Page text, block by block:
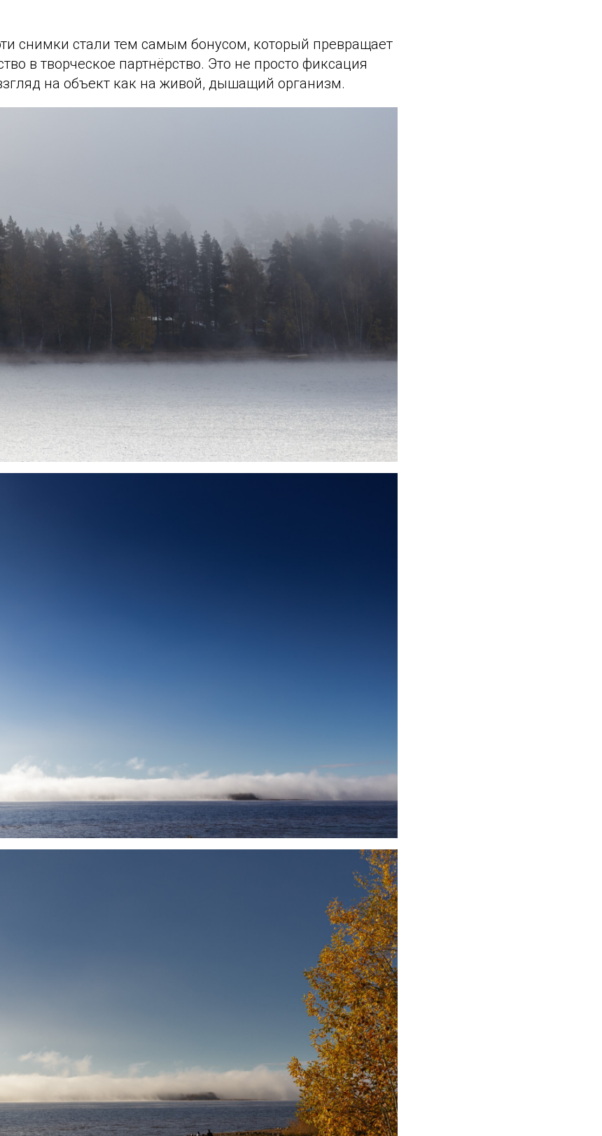
снимки стали тем самым бонусом, который превращает
в творческое партнёрство. Это не просто фиксация
на объект как на живой, дышащий организм.